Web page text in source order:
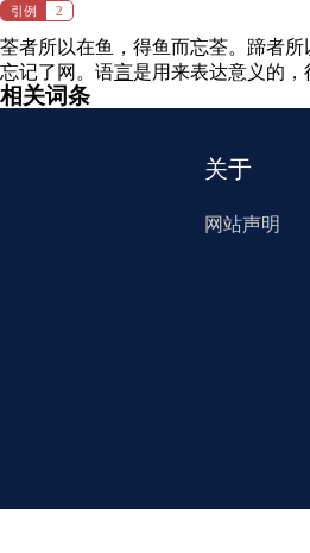
引例 2
荃者所以在鱼，得鱼而忘荃。蹄者所
忘记了网。语言是用来表达意义的
相关词条
关于
网站声明